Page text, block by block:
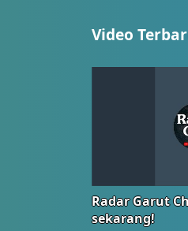
Video
Radar Garut
sekarang!